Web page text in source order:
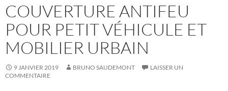
COUVERTURE ANTIFEU
POUR PETIT VÉHICULE ET
MOBILIER URBAIN
9 JANVIER 2019 BRUNO SAUDEMONT
LAISSER UN
COMMENTAIRE